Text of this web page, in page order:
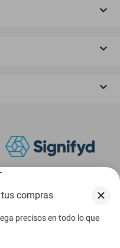
compras
precisos en todo lo que